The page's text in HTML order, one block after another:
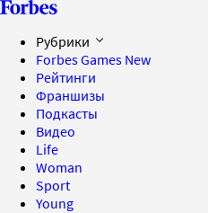
Рубрики
Forbes Games New
Рейтинги
Франшизы
Подкасты
Видео
Life
Woman
Sport
Young